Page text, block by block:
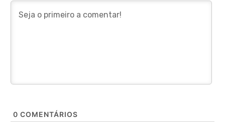
0 COMENTÁRIOS